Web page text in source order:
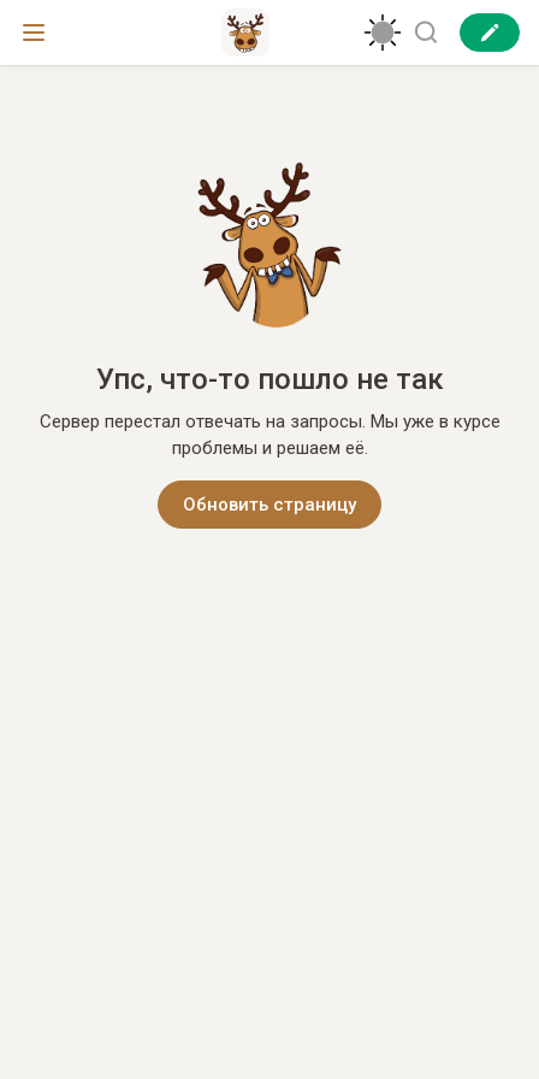
Упс, что-то пошло не так
Сервер перестал отвечать на запросы. Мы уже в курсе
проблемы и решаем её.
Обновить страницу